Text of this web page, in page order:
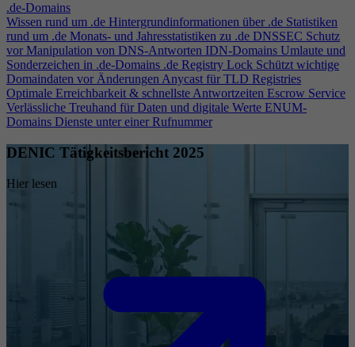
.de-Domains
Wissen rund um .de Hintergrundinformationen über .de Statistiken
rund um .de Monats- und Jahresstatistiken zu .de DNSSEC Schutz
vor Manipulation von DNS-Antworten IDN-Domains Umlaute und
Sonderzeichen in .de-Domains .de Registry Lock Schützt wichtige
Domaindaten vor ÄnderungenAnycast für TLD Registries
Optimale Erreichbarkeit & schnellste Antwortzeiten Escrow Service
Verlässliche Treuhand für Daten und digitale Werte ENUM-
Domains Dienste unter einer Rufnummer
DENIC Tätigkeitsbericht 2025
Hier lesen